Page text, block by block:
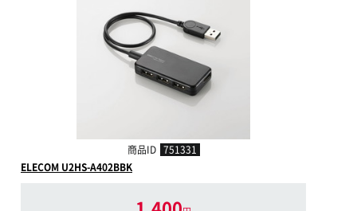
商品ID 751331
ELECOM U2HS-A402BBK